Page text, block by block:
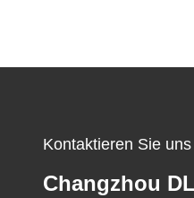
Kontaktieren Sie uns
Changzhou